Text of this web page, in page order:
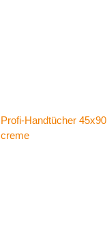
Profi-Handtücher 45x90
creme